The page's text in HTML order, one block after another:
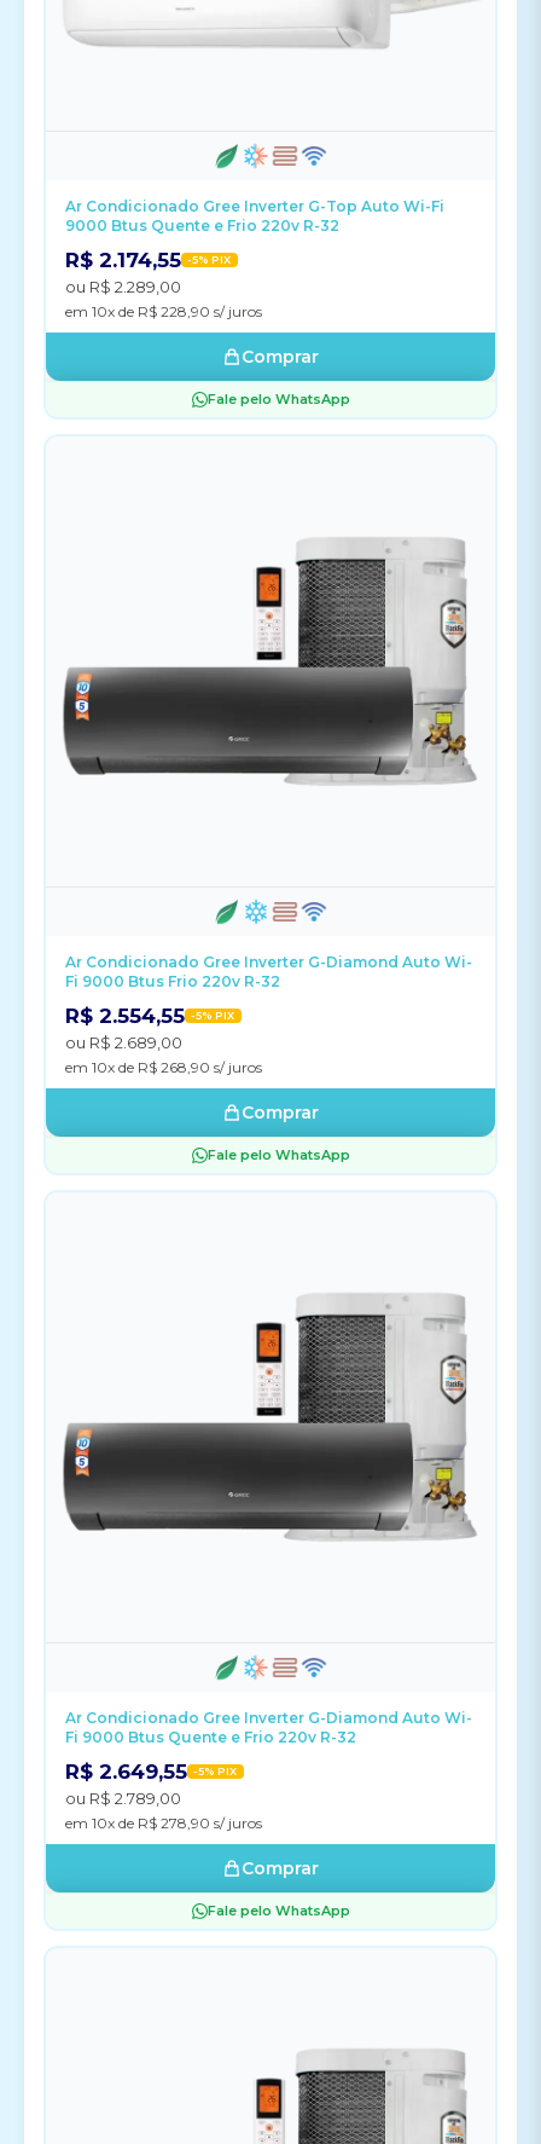
Ar Condicionado Gree Inverter G-Top Auto Wi-Fi
9000 Btus Quente e Frio 220v R-32
R$ 2.174,55 -5% PIX
ou R$ 2.289,00
em 10x de R$ 228,90 s/ juros
Comprar
Fale pelo WhatsApp
Ar Condicionado Gree Inverter G-Diamond Auto Wi-
Fi 9000 Btus Frio 220v R-32
R$ 2.554,55 -5% PIX
ou R$ 2.689,00
em 10x de R$ 268,90 s/ juros
Comprar
Fale pelo WhatsApp
Ar Condicionado Gree Inverter G-Diamond Auto Wi-
Fi 9000 Btus Quente e Frio 220v R-32
R$ 2.649,55 -5% PIX
ou R$ 2.789,00
em 10x de R$ 278,90 s/ juros
Comprar
Fale pelo WhatsApp